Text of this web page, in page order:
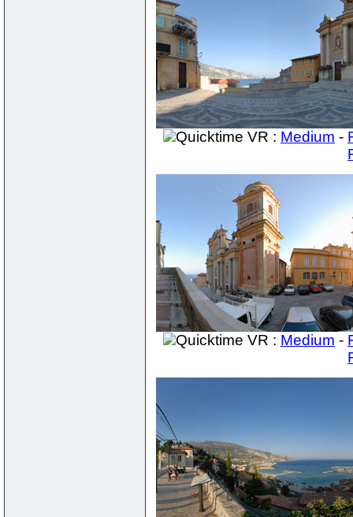
Quicktime VR : Medium -
Quicktime VR : Medium -